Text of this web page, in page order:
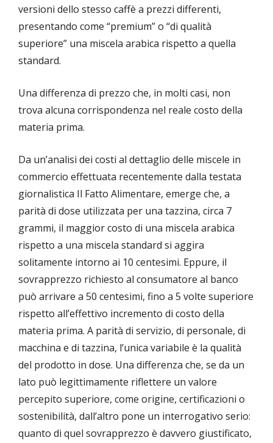
versioni dello stesso caffè a prezzi differenti,
presentando come “premium” o “di qualità
superiore” una miscela arabica rispetto a quella
standard.
Una differenza di prezzo che, in molti casi, non
trova alcuna corrispondenza nel reale costo della
materia prima.
Da un’analisi dei costi al dettaglio delle miscele in
commercio effettuata recentemente dalla testata
giornalistica Il Fatto Alimentare, emerge che, a
parità di dose utilizzata per una tazzina, circa 7
grammi, il maggior costo di una miscela arabica
rispetto a una miscela standard si aggira
solitamente intorno ai 10 centesimi. Eppure, il
sovrapprezzo richiesto al consumatore al banco
può arrivare a 50 centesimi, fino a 5 volte superiore
rispetto all’effettivo incremento di costo della
materia prima. A parità di servizio, di personale, di
macchina e di tazzina, l’unica variabile è la qualità
del prodotto in dose. Una differenza che, se da un
lato può legittimamente riflettere un valore
percepito superiore, come origine, certificazioni o
sostenibilità, dall’altro pone un interrogativo serio:
quanto di quel sovrapprezzo è davvero giustificato,